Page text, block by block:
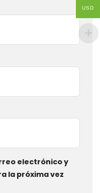
electrónico y
la próxima vez
USD